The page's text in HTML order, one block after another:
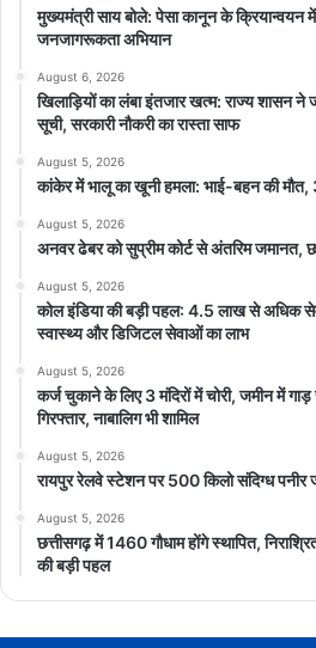
मुख्यमंत्री साय बोले: पेसा कानून के क्रियान्वयन
जनजागरूकता अभियान
August 6, 2026
खिलाड़ियों का लंबा इंतजार खत्म: राज्य शासन ने
सूची, सरकारी नौकरी का रास्ता साफ
August 5, 2026
कांकेर में भालू का खूनी हमला: भाई-बहन की मौत,
August 5, 2026
अनवर ढेबर को सुप्रीम कोर्ट से अंतरिम जमानत,
August 5, 2026
कोल इंडिया की बड़ी पहल: 4.5 लाख से अधिक
स्वास्थ्य और डिजिटल सेवाओं का लाभ
August 5, 2026
कर्ज चुकाने के लिए 3 मंदिरों में चोरी, जमीन में
गिरफ्तार, नाबालिग भी शामिल
August 5, 2026
रायपुर रेलवे स्टेशन पर 500 किलो संदिग्ध
August 5, 2026
छत्तीसगढ़ में 1460 गौधाम होंगे स्थापित,
की बड़ी पहल